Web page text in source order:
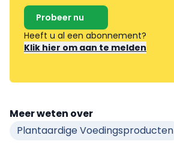
Probeer nu
Heeft u al een abonnement?
Klik hier om aan te melden
Meer weten over
Plantaardige Voedingsproducten